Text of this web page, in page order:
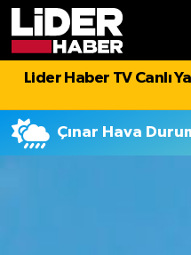
Lider Haber TV Canlı
Çınar Hava
Politika
Asayiş
Hava Durumu
İstanbul Namaz